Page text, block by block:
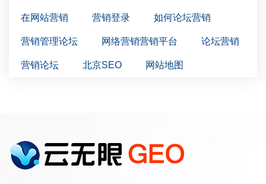
在网站营销 营销登录 如何论坛营销
营销管理论坛 网络营销营销平台 论坛营销
营销论坛 北京SEO 网站地图